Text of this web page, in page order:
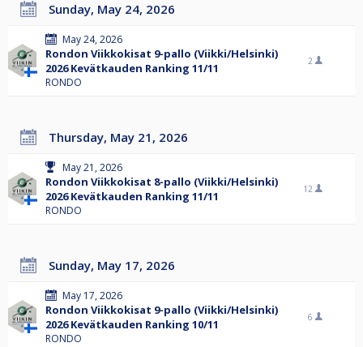
Sunday, May 24, 2026
May 24, 2026
Rondon Viikkokisat 9-pallo (Viikki/Helsinki)
2026 Kevätkauden Ranking 11/11
RONDO
2
Thursday, May 21, 2026
May 21, 2026
Rondon Viikkokisat 8-pallo (Viikki/Helsinki)
2026 Kevätkauden Ranking 11/11
RONDO
12
Sunday, May 17, 2026
May 17, 2026
Rondon Viikkokisat 9-pallo (Viikki/Helsinki)
2026 Kevätkauden Ranking 10/11
RONDO
6